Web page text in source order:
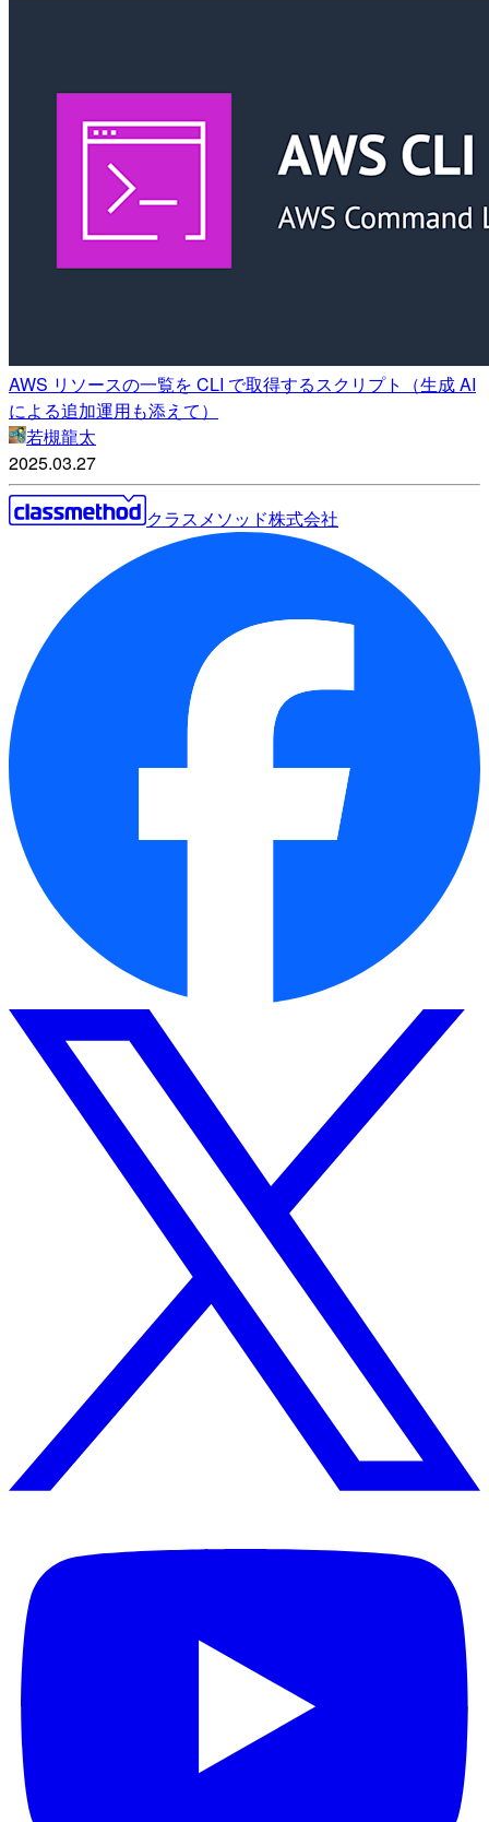
AWS リソースの一覧を CLI で取得するスクリプト（生成 AI
による追加運用も添えて）
若槻龍太
2025.03.27
クラスメソッド株式会社